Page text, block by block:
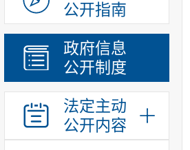
公开指南
政府信息
公开制度
法定主动
公开内容